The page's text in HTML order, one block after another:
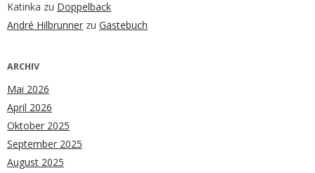
Katinka zu Doppelback
André Hilbrunner zu Gästebuch
ARCHIV
Mai 2026
April 2026
Oktober 2025
September 2025
August 2025